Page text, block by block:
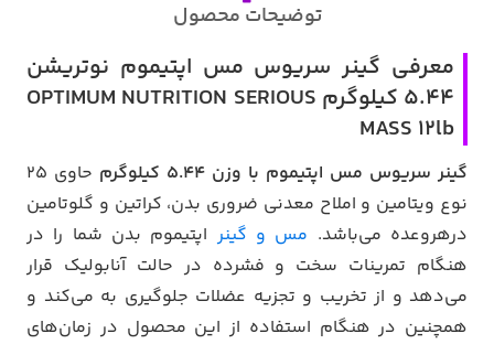
توضیحات محصول
معرفی گینر سریوس مس اپتیموم نوتریشن
5.44 کیلوگرم OPTIMUM NUTRITION SERIOUS
MASS 12lb
گینر سریوس مس اپتیموم با وزن 5.44 کیلوگرم
حاوی ۲۵
نوع ویتامین و املاح معدنی ضروری بدن، کراتین و گلوتامین
درهروعده می‌باشد. مس و گینراپتیموم بدن شما را در
هنگام تمرینات سخت و فشرده در حالت آنابولیک قرار
می‌دهد و از تخریب و تجزیه‌ عضلات جلوگیری به می‌کند و
همچنین در هنگام استفاده از این محصول در زمان‌های